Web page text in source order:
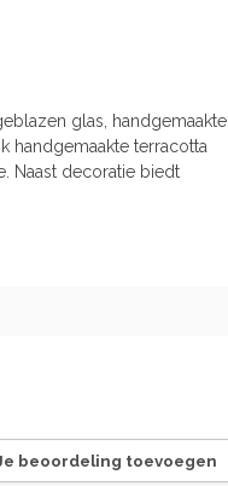
glas, handgemaakte
handgemaakte terracotta
Naast decoratie biedt
beoordeling toevoegen